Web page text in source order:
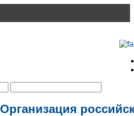
Организация